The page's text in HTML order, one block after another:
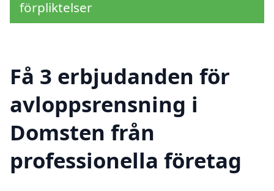
förpliktelser
Få 3 erbjudanden för
avloppsrensning i
Domsten från
professionella företag